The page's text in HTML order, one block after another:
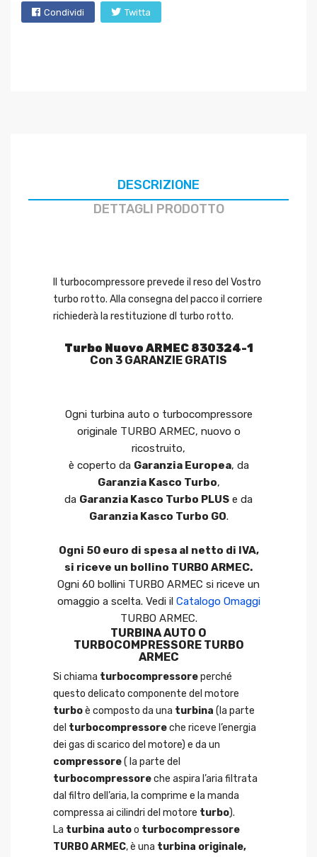
Condividi Twitta
DESCRIZIONE
DETTAGLI PRODOTTO
Il turbocompressore prevede il reso del Vostro
turbo rotto. Alla consegna del pacco il corriere
richiederà la restituzione dl turbo rotto.
Turbo Nuovo ARMEC 830324-1
Con 3 GARANZIE GRATIS
Ogni turbina auto o turbocompressore
originale TURBO ARMEC, nuovo o
ricostruito,
è coperto da Garanzia Europea, da
Garanzia Kasco Turbo,
da Garanzia Kasco Turbo PLUS e da
Garanzia Kasco Turbo GO.
Ogni 50 euro di spesa al netto di IVA,
si riceve un bollino TURBO ARMEC.
Ogni 60 bollini TURBO ARMEC si riceve un
omaggio a scelta. Vedi il Catalogo Omaggi
TURBO ARMEC.
TURBINA AUTO O
TURBOCOMPRESSORE TURBO
ARMEC
Si chiama turbocompressoreperché
questo delicato componente del motore
turboè composto da una turbina (la parte
del turbocompressoreche riceve l’energia
dei gas di scarico del motore) e da un
compressore( la parte del
turbocompressoreche aspira l’aria filtrata
dal filtro dell’aria, la comprime e la manda
compressa ai cilindri del motore turbo).
La turbina autoo turbocompressore
TURBO ARMEC, è una turbina originale,